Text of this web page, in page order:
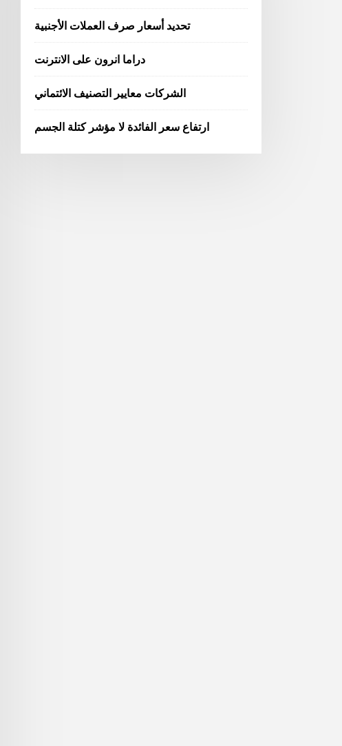
تحديد أسعار صرف العملات الأجنبية
دراما انرون على الانترنت
الشركات معايير التصنيف الائتماني
ارتفاع سعر الفائدة لا مؤشر كتلة الجسم